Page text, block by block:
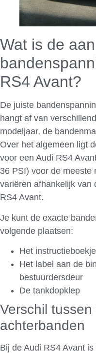
Wat is de
RS4 Avant?
De juiste
hangt af van
modeljaar, de
Over het algemeen ligt
voor een Audi RS4
36 PSI) voor de meeste
variëren afhankelijk van
RS4 Avant.
Je kunt de exacte
volgende plaatsen:
Het
Het label aan de
bestuurdersdeur
De tankdopklep
Verschil tussen
achterbanden
Bij de Audi RS4 Avant